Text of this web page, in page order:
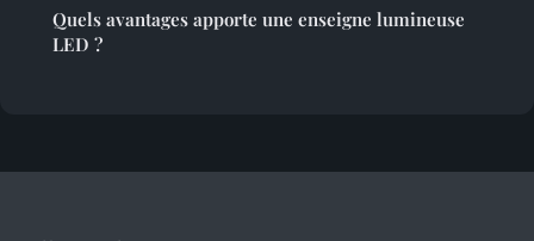
Quels avantages apporte une enseigne lumineuse
LED ?